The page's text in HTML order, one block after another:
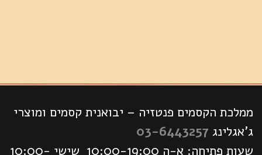
ממלכת הקסמים פנטזיה – יבואנית קסמים ומוצרי
ג'אגלינג 03-6443257
שעות פתיחה: א-ה 10:00-19:00 שישי 10:00-